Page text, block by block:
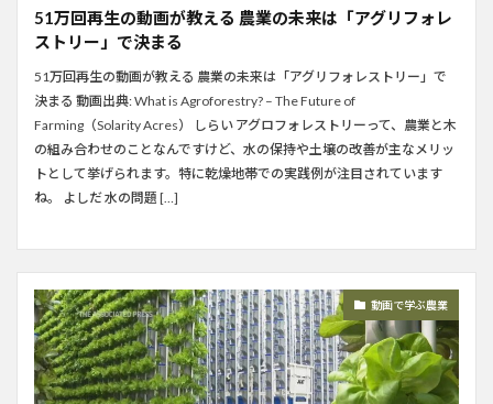
51万回再生の動画が教える 農業の未来は「アグリフォレ
ストリー」で決まる
51万回再生の動画が教える 農業の未来は「アグリフォレストリー」で
決まる 動画出典: What is Agroforestry? – The Future of
Farming（Solarity Acres） しらい アグロフォレストリーって、農業と木
の組み合わせのことなんですけど、水の保持や土壌の改善が主なメリッ
トとして挙げられます。特に乾燥地帯での実践例が注目されています
ね。 よしだ 水の問題 […]
動画で学ぶ農業